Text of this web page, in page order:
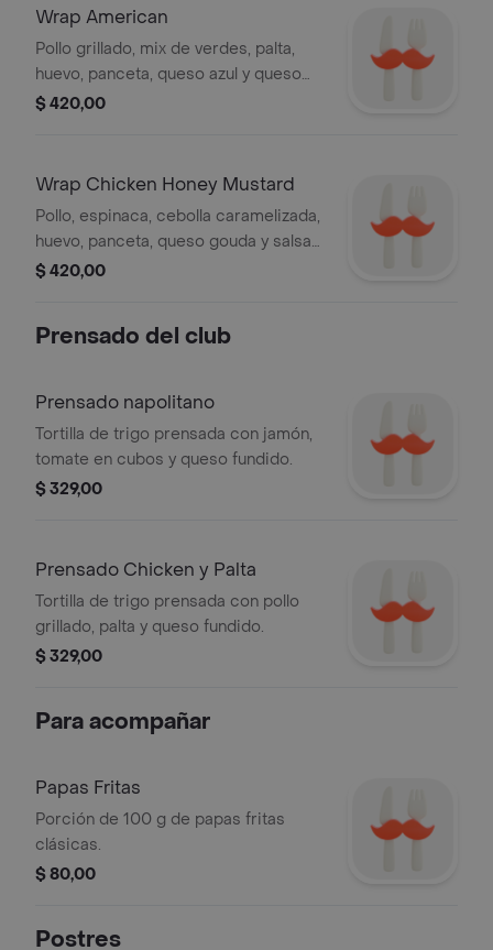
Wrap American
Pollo grillado, mix de verdes, palta,
huevo, panceta, queso azul y queso
crema.
$ 420,00
Wrap Chicken Honey Mustard
Pollo, espinaca, cebolla caramelizada,
huevo, panceta, queso gouda y salsa
honey mustard.
$ 420,00
Prensado del club
Prensado napolitano
Tortilla de trigo prensada con jamón,
tomate en cubos y queso fundido.
$ 329,00
Prensado Chicken y Palta
Tortilla de trigo prensada con pollo
grillado, palta y queso fundido.
$ 329,00
Para acompañar
Papas Fritas
Porción de 100 g de papas fritas
clásicas.
$ 80,00
Postres